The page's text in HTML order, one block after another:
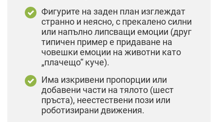
Фигурите на заден план изглеждат
странно и неясно, с прекалено силни
или напълно липсващи емоции (друг
типичен пример е придаване на
човешки емоции на животни като
„плачещо“ куче).
Има изкривени пропорции или
добавени части на тялото (шест
пръста), неестествени пози или
роботизирани движения.